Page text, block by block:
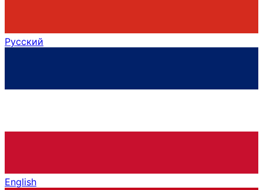
Русский
English